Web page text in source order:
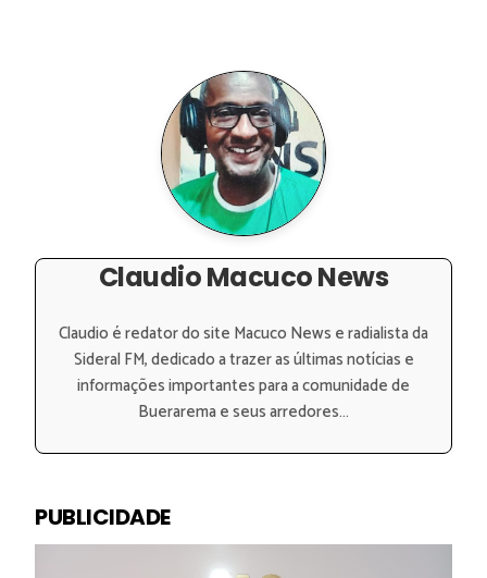
Claudio Macuco News
Claudio é redator do site Macuco News e radialista da
Sideral FM, dedicado a trazer as últimas notícias e
informações importantes para a comunidade de
Buerarema e seus arredores...
PUBLICIDADE